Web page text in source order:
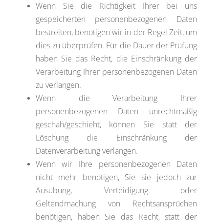
Wenn Sie die Richtigkeit Ihrer bei uns
gespeicherten personenbezogenen Daten
bestreiten, benötigen wir in der Regel Zeit, um
dies zu überprüfen. Für die Dauer der Prüfung
haben Sie das Recht, die Einschränkung der
Verarbeitung Ihrer personenbezogenen Daten
zu verlangen.
Wenn die Verarbeitung Ihrer
personenbezogenen Daten unrechtmäßig
geschah/geschieht, können Sie statt der
Löschung die Einschränkung der
Datenverarbeitung verlangen.
Wenn wir Ihre personenbezogenen Daten
nicht mehr benötigen, Sie sie jedoch zur
Ausübung, Verteidigung oder
Geltendmachung von Rechtsansprüchen
benötigen, haben Sie das Recht, statt der